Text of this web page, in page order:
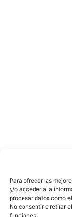
Para ofrecer las
y/o acceder a la
procesar datos como
No consentir o retirar
funciones.